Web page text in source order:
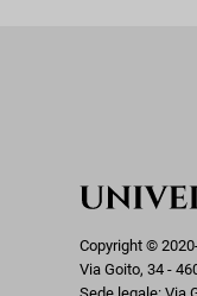
Copyright ©
Via Goito, 34 -